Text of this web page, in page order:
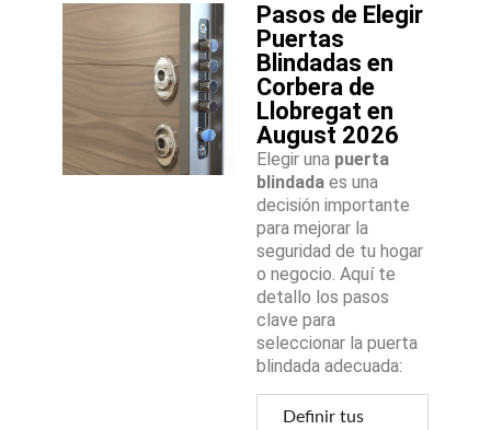
Pasos de Elegir
Puertas
Blindadas en
Corbera de
Llobregat en
August 2026
Elegir una puerta
blindada es una
decisión importante
para mejorar la
seguridad de tu hogar
o negocio. Aquí te
detallo los pasos
clave para
seleccionar la puerta
blindada adecuada:
Definir tus